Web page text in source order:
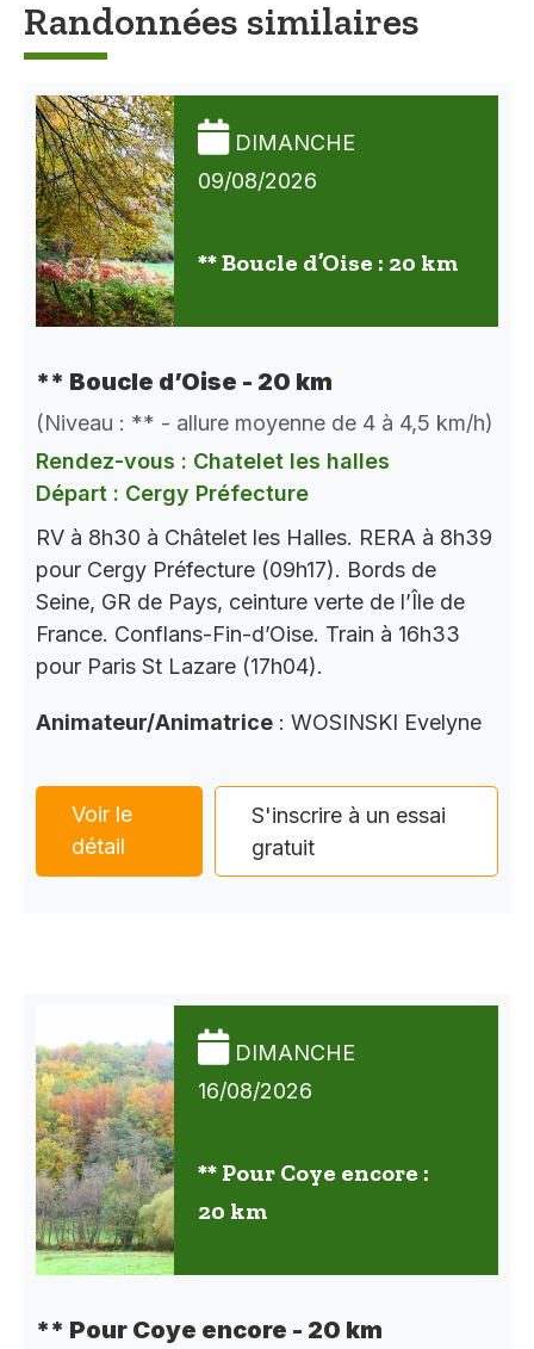
Randonnées similaires
DIMANCHE
09/08/2026
** Boucle d’Oise : 20 km
** Boucle d’Oise - 20 km
(Niveau : ** - allure moyenne de 4 à 4,5 km/h)
Rendez-vous : Chatelet les halles
Départ : Cergy Préfecture
RV à 8h30 à Châtelet les Halles. RERA à 8h39
pour Cergy Préfecture (09h17). Bords de
Seine, GR de Pays, ceinture verte de l’Île de
France. Conflans-Fin-d’Oise. Train à 16h33
pour Paris St Lazare (17h04).
Animateur/Animatrice : WOSINSKI Evelyne
Voir le
détail
S'inscrire à un essai
gratuit
DIMANCHE
16/08/2026
** Pour Coye encore :
20 km
** Pour Coye encore - 20 km